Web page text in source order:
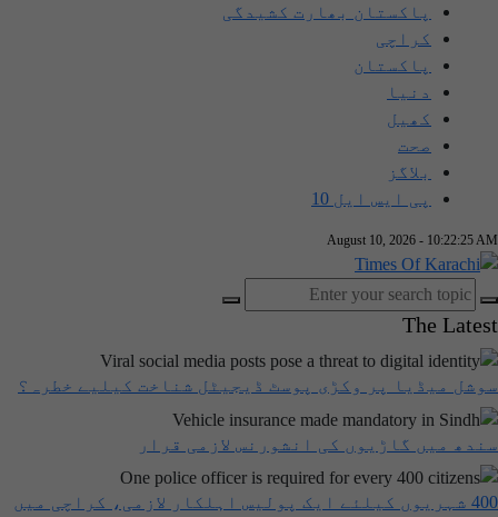
پاکستان بھارت کشیدگی
کراچی
پاکستان
دنیا
کھیل
صحت
بلاگز
پی ایس ایل 10
August 10, 2026 - 10:22:26 AM
The Latest
سوشل میڈیا پر وکڑی پوسٹ ڈیجیٹل شناخت کیلیے خطرہ؟
سندھ میں گاڑیوں کی انشورنس لازمی قرار
400 شہریوں کیلئے ایک پولیس اہلکار لازمی، کراچی میں